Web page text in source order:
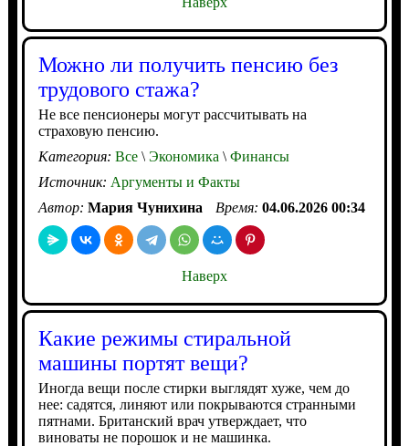
Можно ли получить пенсию без
трудового стажа?
Не все пенсионеры могут рассчитывать на
страховую пенсию.
Категория: Все\Экономика \Финансы
Источник: Аргументы и Факты
Автор: Мария Чунихина Время: 04.06.2026 00:34
Наверх
Какие режимы стиральной
машины портят вещи?
Иногда вещи после стирки выглядят хуже, чем до
нее: садятся, линяют или покрываются странными
пятнами. Британский врач утверждает, что
виноваты не порошок и не машинка.